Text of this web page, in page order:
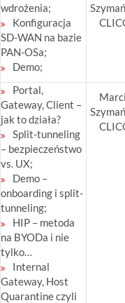
wdrożenia;
Konfiguracja
SD-WAN na bazie
PAN-OSa;
Demo;
Portal,
Gateway, Client –
jak to działa?
Split-tunneling
– bezpieczeństwo
vs. UX;
Demo –
onboarding i split-
tunneling;
HIP – metoda
na BYODa i nie
tylko…
Internal
Gateway, Host
Quarantine czyli